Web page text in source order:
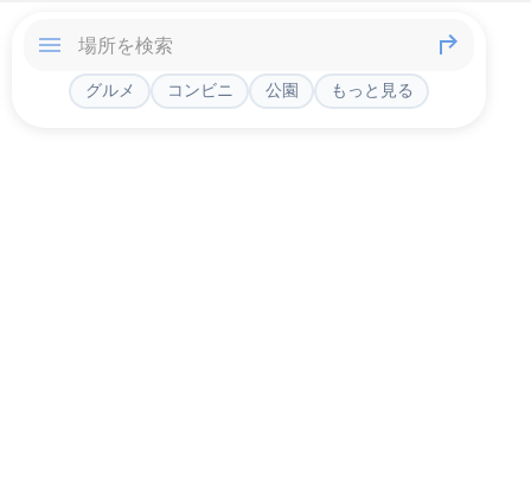
グルメ コンビニ 公園 もっと見る